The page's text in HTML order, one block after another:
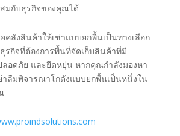
มกับธุรกิจของคุณได้
คลังสินค้าให้เช่าแบบยกพื้นเป็นทางเลือก
รกิจที่ต้องการพื้นที่จัดเก็บสินค้าที่มี
อดภัย และยืดหยุ่น หากคุณกำลังมองหา
าลืมพิจารณาโกดังแบบยกพื้นเป็นหนึ่งใน